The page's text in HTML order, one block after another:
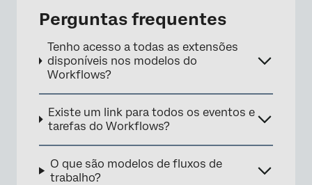
Perguntas frequentes
Tenho acesso a todas as extensões
disponíveis nos modelos do
Workflows?
Existe um link para todos os eventos e
tarefas do Workflows?
O que são modelos de fluxos de
trabalho?